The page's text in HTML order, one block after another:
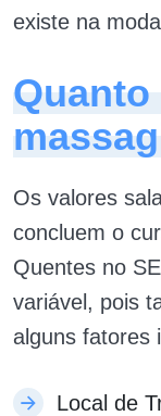
existe na
Quanto
Os valores
concluem o
Quentes no
variável, pois
alguns fatores
Local de